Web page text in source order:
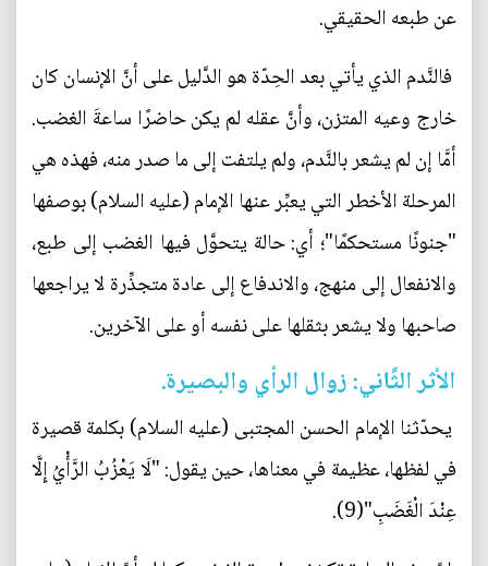
عن طبعه الحقيقي.
فالنَّدم الذي يأتي بعد الحِدّة هو الدَّليل على أنَّ الإنسان كان
خارج وعيه المتزن، وأنَّ عقله لم يكن حاضرًا ساعةَ الغضب.
أمَّا إن لم يشعر بالنَّدم، ولم يلتفت إلى ما صدر منه، فهذه هي
المرحلة الأخطر التي يعبِّر عنها الإمام (عليه السلام) بوصفها
"جنونًا مستحكمًا"؛ أي: حالة يتحوَّل فيها الغضب إلى طبع،
والانفعال إلى منهج، والاندفاع إلى عادة متجذِّرة لا يراجعها
صاحبها ولا يشعر بثقلها على نفسه أو على الآخرين.
الأثر الثَّاني: زوال الرأي والبصيرة.
يحدّثنا الإمام الحسن المجتبى (عليه السلام) بكلمة قصيرة
في لفظها، عظيمة في معناها، حين يقول: "لَا يَعْزُبُ الرَّأْيُ إِلَّا
عِنْدَ الْغَضَبِ"(9).